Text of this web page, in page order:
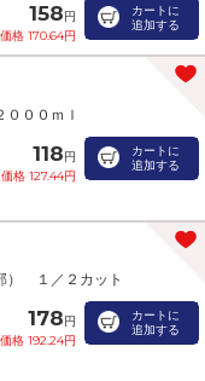
158円
格 170.64円
カートに
追加する
００ｍｌ
118円
格 127.44円
カートに
追加する
） １／２カット
178円
格 192.24円
カートに
追加する